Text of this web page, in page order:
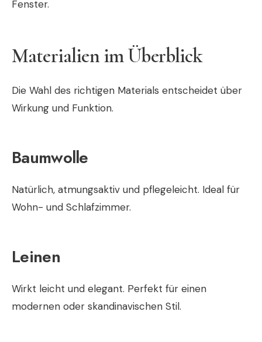
Fenster.
Materialien im Überblick
Die Wahl des richtigen Materials entscheidet über
Wirkung und Funktion.
Baumwolle
Natürlich, atmungsaktiv und pflegeleicht. Ideal für
Wohn- und Schlafzimmer.
Leinen
Wirkt leicht und elegant. Perfekt für einen
modernen oder skandinavischen Stil.